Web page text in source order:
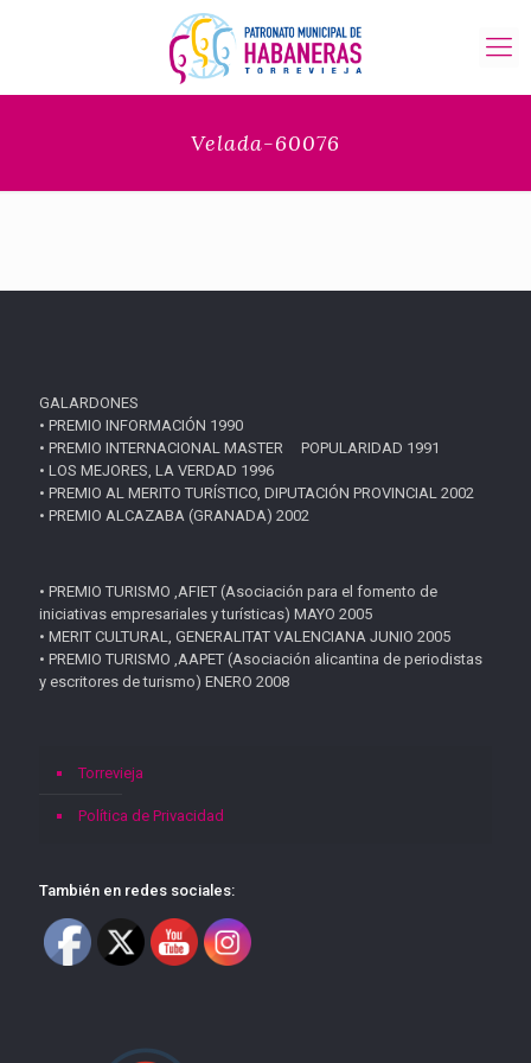
Velada-60076
GALARDONES
• PREMIO INFORMACIÓN 1990
• PREMIO INTERNACIONAL MASTER POPULARIDAD 1991
• LOS MEJORES, LA VERDAD 1996
• PREMIO AL MERITO TURÍSTICO, DIPUTACIÓN PROVINCIAL 2002
• PREMIO ALCAZABA (GRANADA) 2002
• PREMIO TURISMO ,AFIET (Asociación para el fomento de
iniciativas empresariales y turísticas) MAYO 2005
• MERIT CULTURAL, GENERALITAT VALENCIANA JUNIO 2005
• PREMIO TURISMO ,AAPET (Asociación alicantina de periodistas
y escritores de turismo) ENERO 2008
Torrevieja
Política de Privacidad
También en redes sociales: